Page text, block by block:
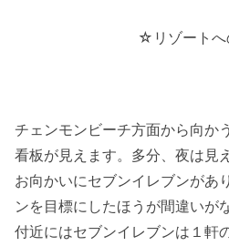
☆リゾート
チェンモンビーチ方面から向か
看板が見えます。多分、夜は見
お向かいにセブンイレブンがあ
ンを目標にしたほうが間違いが
付近にはセブンイレブンは１軒